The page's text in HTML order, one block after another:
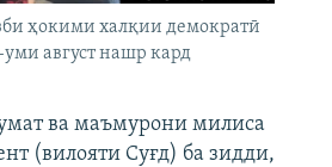
ҳокими халқии демократӣ
август нашр кард
ва маъмурони милиса
(вилояти Суғд) ба зидди,